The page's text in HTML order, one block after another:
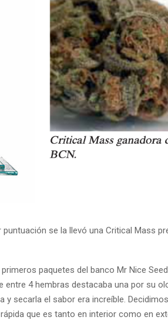
se la llevó una Critical Mass
paquetes del banco Mr Nice
entre 4 hembras destacaba una por su
secarla el sabor era increíble.
que es tanto en interior como en